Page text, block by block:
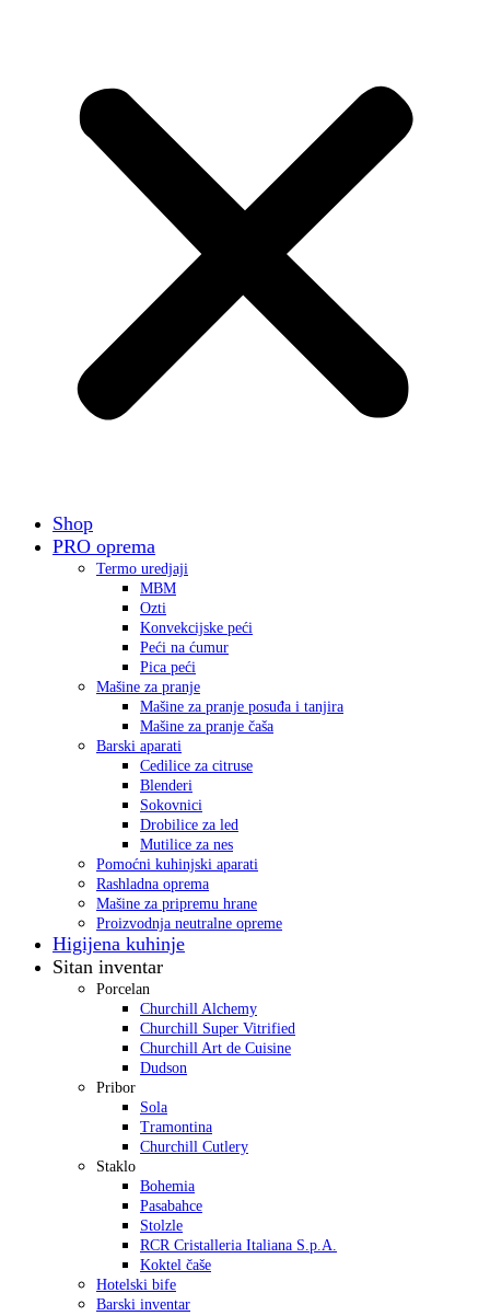
Shop
PRO oprema
Termo uredjaji
MBM
Ozti
Konvekcijske peći
Peći na ćumur
Pica peći
Mašine za pranje
Mašine za pranje posuđa i tanjira
Mašine za pranje čaša
Barski aparati
Cedilice za citruse
Blenderi
Sokovnici
Drobilice za led
Mutilice za nes
Pomoćni kuhinjski aparati
Rashladna oprema
Mašine za pripremu hrane
Proizvodnja neutralne opreme
Higijena kuhinje
Sitan inventar
Porcelan
Churchill Alchemy
Churchill Super Vitrified
Churchill Art de Cuisine
Dudson
Pribor
Sola
Tramontina
Churchill Cutlery
Staklo
Bohemia
Pasabahce
Stolzle
RCR Cristalleria Italiana S.p.A.
Koktel čaše
Hotelski bife
Barski inventar